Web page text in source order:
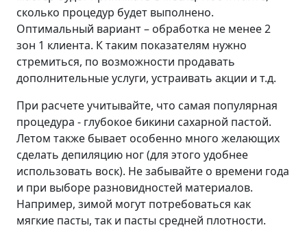
сколько процедур будет выполнено.
Оптимальный вариант – обработка не менее 2
зон 1 клиента. К таким показателям нужно
стремиться, по возможности продавать
дополнительные услуги, устраивать акции и т.д.
При расчете учитывайте, что самая популярная
процедура - глубокое бикини сахарной пастой.
Летом также бывает особенно много желающих
сделать депиляцию ног (для этого удобнее
использовать воск). Не забывайте о времени года
и при выборе разновидностей материалов.
Например, зимой могут потребоваться как
мягкие пасты, так и пасты средней плотности.